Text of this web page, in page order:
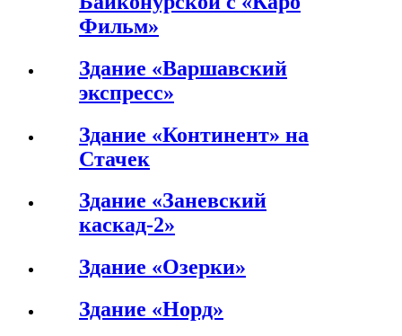
Фильм»
Здание «Варшавский
экспресс»
Здание «Континент» на
Стачек
Здание «Заневский
каскад-2»
Здание «Озерки»
Здание «Норд»